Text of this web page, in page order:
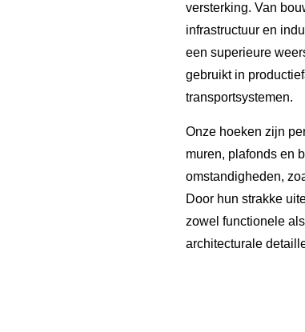
versterking. Van
infrastructuur en
een superieure
gebruikt in
transportsystemen.
Onze hoeken zijn
muren, plafonds en
omstandigheden,
Door hun strakke
zowel functionele
architecturale